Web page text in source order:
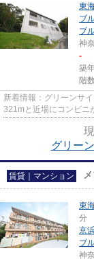
東
ブ
ブ
神
-
築
階
新着情報：グリーンサ
321mと近場にコンビニ
グリー
賃貸｜マンション
東
分
京
ブ
神